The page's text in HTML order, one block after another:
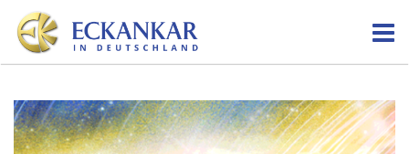
Skip
content